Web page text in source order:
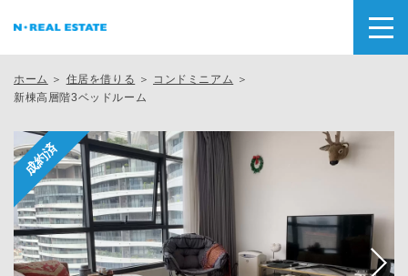
ホーム ＞ 住居を借りる ＞ コンドミニアム ＞
新棟高層階3ベッドルーム